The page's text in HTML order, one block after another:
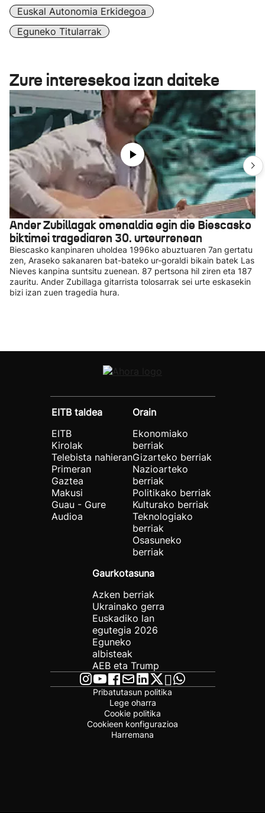
Euskal Autonomia Erkidegoa
Eguneko Titularrak
Zure interesekoa izan daiteke
Ander Zubillagak omenaldia egin die Biescasko
biktimei tragediaren 30. urteurrenean
Biescasko kanpinaren uholdea 1996ko abuztuaren 7an gertatu
zen, Araseko sakanaren bat-bateko ur-goraldi bikain batek Las
Nieves kanpina suntsitu zuenean. 87 pertsona hil ziren eta 187
zauritu. Ander Zubillaga gitarrista tolosarrak sei urte eskasekin
bizi izan zuen tragedia hura.
EITB taldea
EITB
Kirolak
Telebista nahieran
Primeran
Gaztea
Makusi
Guau - Gure
Audioa
Orain
Ekonomiako
berriak
Gizarteko berriak
Nazioarteko
berriak
Politikako berriak
Kulturako berriak
Teknologiako
berriak
Osasuneko
berriak
Gaurkotasuna
Azken berriak
Ukrainako gerra
Euskadiko lan
egutegia 2026
Eguneko
albisteak
AEB eta Trump
Pribatutasun politika
Lege oharra
Cookie politika
Cookieen konfigurazioa
Harremana